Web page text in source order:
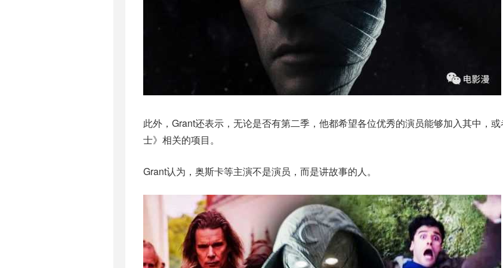
此外，Grant还表示，无论是否有第二季，他都希望各位优秀的演员能够加入其中，
士》相关的项目。
Grant认为，奥斯卡等主演不是演员，而是讲故事的人。